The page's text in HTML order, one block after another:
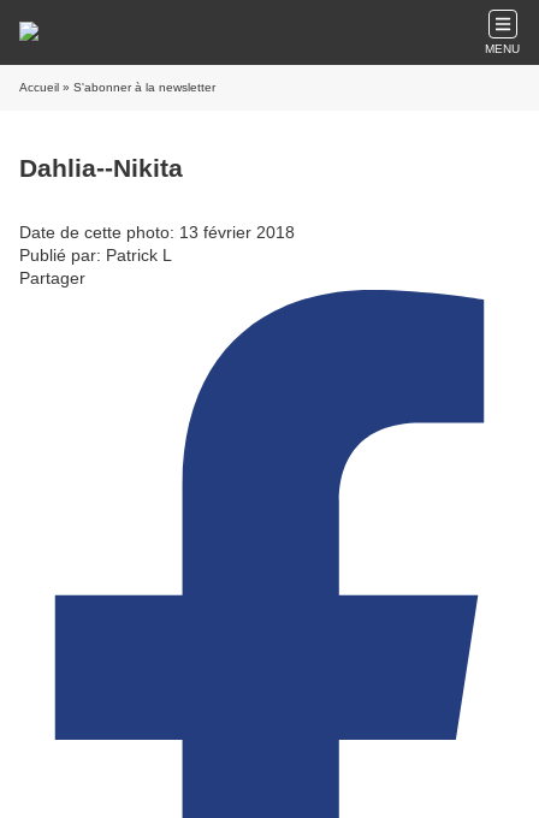
MENU
Accueil » S'abonner à la newsletter
Dahlia--Nikita
Date de cette photo: 13 février 2018
Publié par: Patrick L
Partager